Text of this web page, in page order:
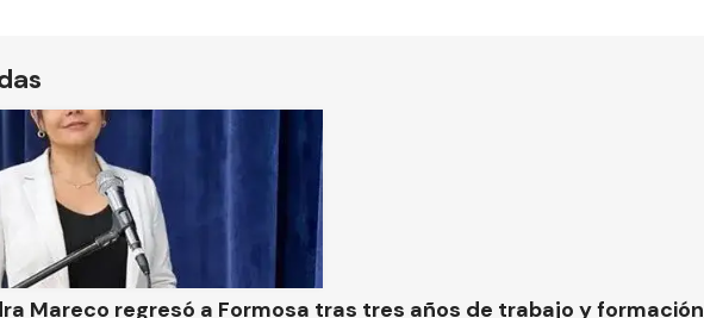
Mareco regresó a Formosa tras tres años de trabajo y formación